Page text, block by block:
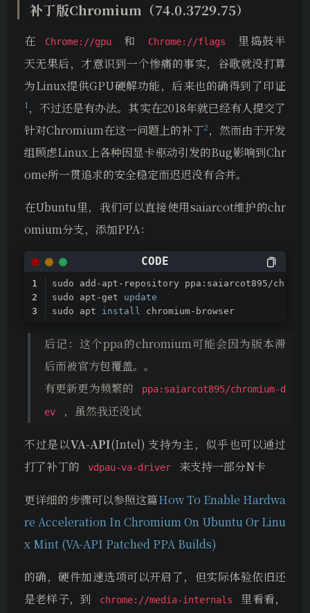
补丁版Chromium（74.0.3729.75）
在 Chrome://gpu 和 Chrome://flags
里捣鼓半
天无果后，才意识到一个惨痛的事实，谷歌就没打算
为Linux提供GPU硬解功能，后来也的确得到了印证
1 ，不过还是有办法。其实在2018年就已经有人提交了
针对Chromium在这一问题上的补丁2，然而由于开发
组顾虑Linux上各种因显卡驱动引发的Bug影响到Chr
ome所一贯追求的安全稳定而迟迟没有合并。
在Ubuntu里，我们可以直接使用saiarcot维护的chr
omium分支，添加PPA：
sudo add-apt-repository ppa:saiarcot895/
sudo apt-get update
sudo apt install chromium-browser
后记：这个ppa的chromium可能会因为版本滞
后而被官方包覆盖。。
有更新更为频繁的
ppa:saiarcot895/chromium-d
ev ，虽然我还没试
不过是以VA-API(Intel) 支持为主，似乎也可以通过
打了补丁的
vdpau-va-driver 来支持一部分N卡
更详细的步骤可以参照这篇How To Enable Hardwa
re Acceleration In Chromium On Ubuntu Or Linu
x Mint (VA-API Patched PPA Builds)
的确，硬件加速选项可以开启了，但实际体验依旧还
是老样子，到
chrome://media-internals
里看看，